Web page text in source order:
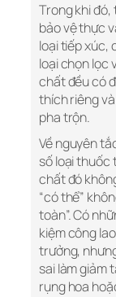
Trong khi
bảo vệ thực
loại tiếp xúc,
loại chọn lọc
chất đều có
thích riêng
pha trộn.
Về nguyên
số loại thuốc
chất đó
“có thể”
toàn”. Có
kiệm công
trưởng,
sai làm giảm
rụng hoa